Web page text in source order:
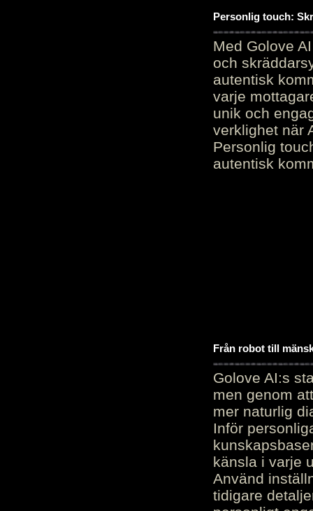
Personlig touch:
Med Golove
och
autentisk
varje
unik och
verklighet när
Personlig
autentisk
Från robot till
Golove AI:s
men genom
mer naturlig
Inför
känsla i varje
Använd
tidigare